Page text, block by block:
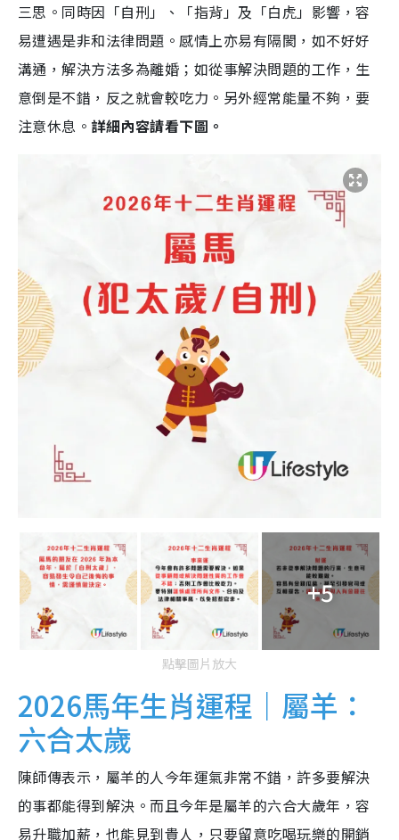
三思。同時因「自刑」、「指背」及「白虎」影響，容
易遭遇是非和法律問題。感情上亦易有隔閡，如不好好
溝通，解決方法多為離婚；如從事解決問題的工作，生
意倒是不錯，反之就會較吃力。另外經常能量不夠，要
注意休息。 詳細內容請看下圖。
+5
點擊圖片放大
2026馬年生肖運程｜屬羊：
六合太歲
陳師傳表示，屬羊的人今年運氣非常不錯，許多要解決
的事都能得到解決。而且今年是屬羊的六合大歲年，容
易升職加薪，也能見到貴人，只要留意吃喝玩樂的開銷